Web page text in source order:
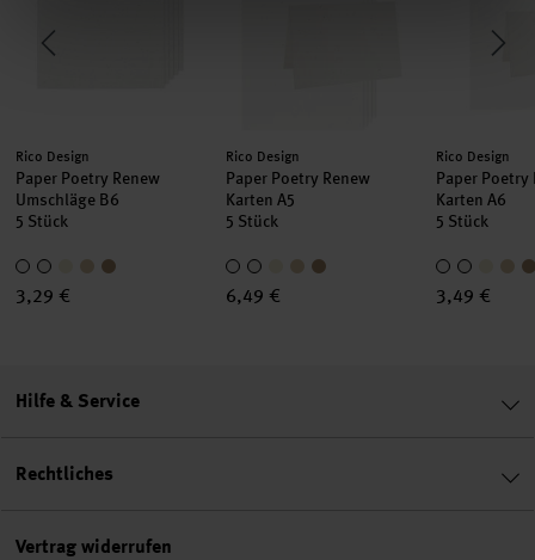
Hersteller:
Rico Design
Paper Poetry Renew
Umschläge B6
5 Stück
3,29 €
Hersteller:
Rico Design
Paper Poetry Renew
Karten A5
5 Stück
6,49 €
Hersteller:
Rico Design
Paper Poetry
Karten A6
5 Stück
3,49 €
Hilfe & Service
Rechtliches
Vertrag widerrufen